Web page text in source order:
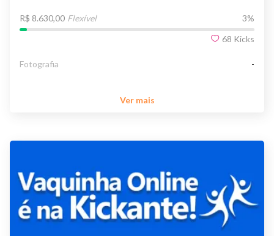
R$ 8.630,00 Flexível 3%
68 Kicks
Fotografia -
Ver mais